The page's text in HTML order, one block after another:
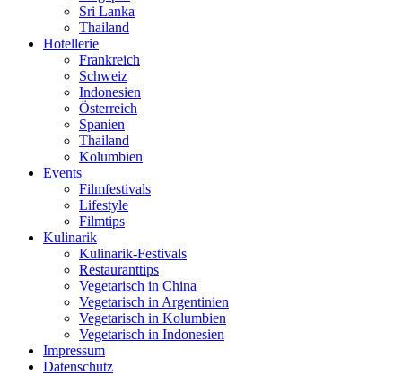
Sri Lanka
Thailand
Hotellerie
Frankreich
Schweiz
Indonesien
Österreich
Spanien
Thailand
Kolumbien
Events
Filmfestivals
Lifestyle
Filmtips
Kulinarik
Kulinarik-Festivals
Restauranttips
Vegetarisch in China
Vegetarisch in Argentinien
Vegetarisch in Kolumbien
Vegetarisch in Indonesien
Impressum
Datenschutz